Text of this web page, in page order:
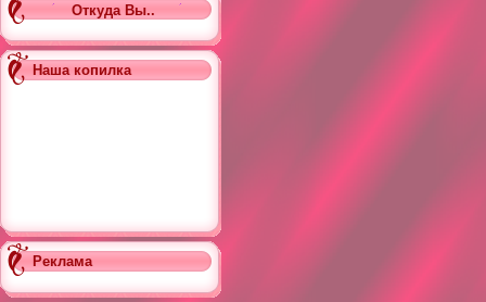
Откуда Вы..
Наша копилка
Реклама